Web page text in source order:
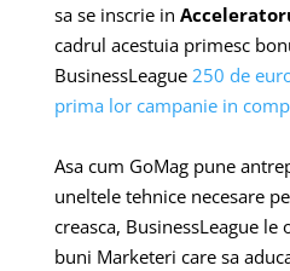
sa se inscrie in
cadrul acestuia primesc
BusinessLeague 250 de
prima lor campanie in
Asa cum GoMag pune
uneltele tehnice necesare
creasca, BusinessLeague le
buni Marketeri care sa